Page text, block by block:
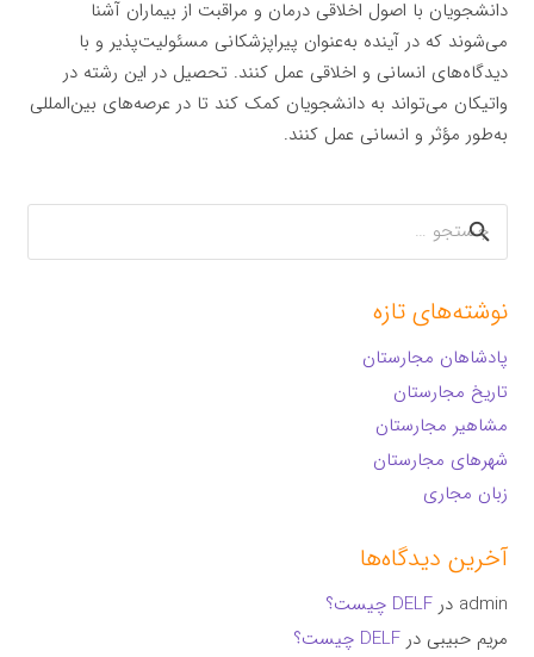
دانشجویان با اصول اخلاقی درمان و مراقبت از بیماران آشنا
می‌شوند که در آینده به‌عنوان پیراپزشکانی مسئولیت‌پذیر و با
دیدگاه‌های انسانی و اخلاقی عمل کنند. تحصیل در این رشته در
واتیکان می‌تواند به دانشجویان کمک کند تا در عرصه‌های بین‌المللی
به‌طور مؤثر و انسانی عمل کنند.
جستجو
برای:
نوشته‌های تازه
پادشاهان مجارستان
تاریخ مجارستان
مشاهیر مجارستان
شهرهای مجارستان
زبان مجاری
آخرین دیدگاه‌ها
admin درDELF چیست؟
مریم حبیبی درDELF چیست؟